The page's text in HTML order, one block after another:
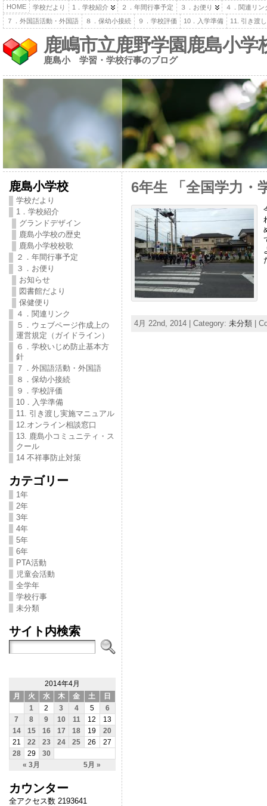
HOME 学校だより 1．学校紹介 ２．年間行事予定 ３．お便り
４．関連リン
７．外国語活動・外国語
８．保幼小接続 ９．学校評価 10．入学準備 11. 引き渡
鹿嶋市立鹿野学園鹿島小学
鹿島小 学習・学校行事のブログ
鹿島小学校
学校だより
1．学校紹介
グランドデザイン
鹿島小学校の歴史
鹿島小学校校歌
２．年間行事予定
３．お便り
お知らせ
図書館だより
保健便り
４．関連リンク
５．ウェブページ作成上の
運営規定（ガイドライン）
６．学校いじめ防止基本方
針
７．外国語活動・外国語
８．保幼小接続
９．学校評価
10．入学準備
11. 引き渡し実施マニュアル
12.オンライン相談窓口
13. 鹿島小コミュニティ・ス
クール
14 不祥事防止対策
カテゴリー
1年
2年
3年
4年
5年
6年
PTA活動
児童会活動
全学年
学校行事
未分類
サイト内検索
2014年4月
月
火 水 木 金 土 日
« 3月 5月 »
1 2 3 4 5
6
7
8 9 10 11 12
13
14
15 16 17 18 19
20
21
22 23 24 25 26
27
28
29 30
カウンター
全アクセス数 2193641
6年生 「全国学力・
4月 22nd, 2014 | Category: 未分類|